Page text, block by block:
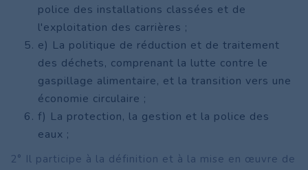
police des installations classées et de
l'exploitation des carrières ;
e) La politique de réduction et de traitement
des déchets, comprenant la lutte contre le
gaspillage alimentaire, et la transition vers une
économie circulaire ;
f) La protection, la gestion et la police des
eaux ;
2° Il participe à la définition et à la mise en œuvre de